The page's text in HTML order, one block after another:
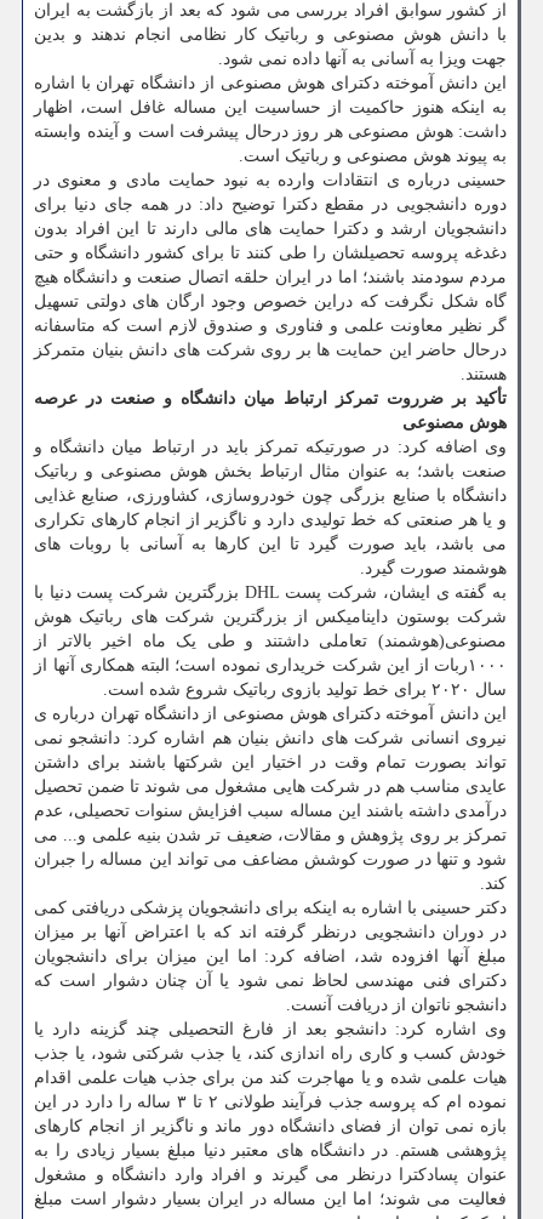
از کشور سوابق افراد بررسی می شود که بعد از بازگشت به ایران
با دانش هوش مصنوعی و رباتیک کار نظامی انجام ندهند و بدین
جهت ویزا به آسانی به آنها داده نمی شود.
این دانش آموخته دکترای هوش مصنوعی از دانشگاه تهران با اشاره
به اینکه هنوز حاکمیت از حساسیت این مساله غافل است، اظهار
داشت: هوش مصنوعی هر روز درحال پیشرفت است و آینده وابسته
به پیوند هوش مصنوعی و رباتیک است.
حسینی درباره ی انتقادات وارده به نبود حمایت مادی و معنوی در
دوره دانشجویی در مقطع دکترا توضیح داد: در همه جای دنیا برای
دانشجویان ارشد و دکترا حمایت های مالی دارند تا این افراد بدون
دغدغه پروسه تحصیلشان را طی کنند تا برای کشور دانشگاه و حتی
مردم سودمند باشند؛ اما در ایران حلقه اتصال صنعت و دانشگاه هیچ
گاه شکل نگرفت که دراین خصوص وجود ارگان های دولتی تسهیل
گر نظیر معاونت علمی و فناوری و صندوق لازم است که متاسفانه
درحال حاضر این حمایت ها بر روی شرکت های دانش بنیان متمرکز
هستند.
تأکید بر ضرروت تمرکز ارتباط میان دانشگاه و صنعت در عرصه
هوش مصنوعی
وی اضافه کرد: در صورتیکه تمرکز باید در ارتباط میان دانشگاه و
صنعت باشد؛ به عنوان مثال ارتباط بخش هوش مصنوعی و رباتیک
دانشگاه با صنایع بزرگی چون خودروسازی، کشاورزی، صنایع غذایی
و یا هر صنعتی که خط تولیدی دارد و ناگزیر از انجام کارهای تکراری
می باشد، باید صورت گیرد تا این کارها به آسانی با روبات های
هوشمند صورت گیرد.
به گفته ی ایشان، شرکت پست DHL بزرگترین شرکت پست دنیا با
شرکت بوستون داینامیکس از بزرگترین شرکت های رباتیک هوش
مصنوعی(هوشمند) تعاملی داشتند و طی یک ماه اخیر بالاتر از
۱۰۰۰ربات از این شرکت خریداری نموده است؛ البته همکاری آنها از
سال ۲۰۲۰ برای خط تولید بازوی رباتیک شروع شده است.
این دانش آموخته دکترای هوش مصنوعی از دانشگاه تهران درباره ی
نیروی انسانی شرکت های دانش بنیان هم اشاره کرد: دانشجو نمی
تواند بصورت تمام وقت در اختیار این شرکتها باشند برای داشتن
عایدی مناسب هم در شرکت هایی مشغول می شوند تا ضمن تحصیل
درآمدی داشته باشند این مساله سبب افزایش سنوات تحصیلی، عدم
تمرکز بر روی پژوهش و مقالات، ضعیف تر شدن بنیه علمی و... می
شود و تنها در صورت کوشش مضاعف می تواند این مساله را جبران
کند.
دکتر حسینی با اشاره به اینکه برای دانشجویان پزشکی دریافتی کمی
در دوران دانشجویی درنظر گرفته اند که با اعتراض آنها بر میزان
مبلغ آنها افزوده شد، اضافه کرد: اما این میزان برای دانشجویان
دکترای فنی مهندسی لحاظ نمی شود یا آن چنان دشوار است که
دانشجو ناتوان از دریافت آنست.
وی اشاره کرد: دانشجو بعد از فارغ التحصیلی چند گزینه دارد یا
خودش کسب و کاری راه اندازی کند، یا جذب شرکتی شود، یا جذب
هیات علمی شده و یا مهاجرت کند من برای جذب هیات علمی اقدام
نموده ام که پروسه جذب فرآیند طولانی ۲ تا ۳ ساله را دارد در این
بازه نمی توان از فضای دانشگاه دور ماند و ناگزیر از انجام کارهای
پژوهشی هستم. در دانشگاه های معتبر دنیا مبلغ بسیار زیادی را به
عنوان پسادکترا درنظر می گیرند و افراد وارد دانشگاه و مشغول
فعالیت می شوند؛ اما این مساله در ایران بسیار دشوار است مبلغ